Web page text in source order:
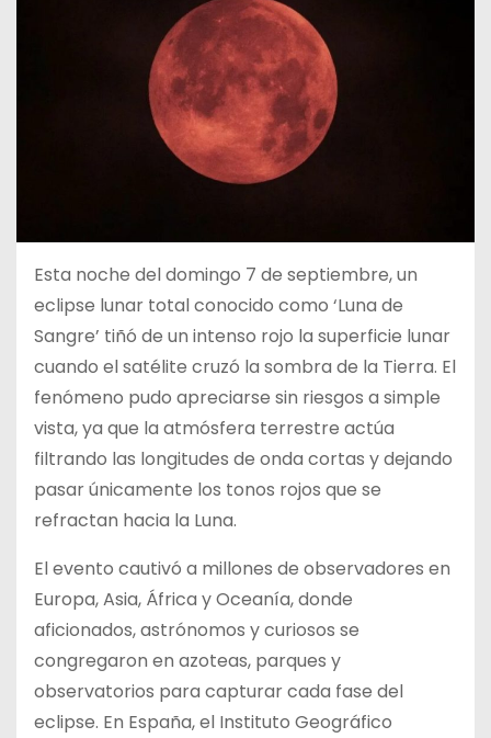
Esta noche del domingo 7 de septiembre, un
eclipse lunar total conocido como ‘Luna de
Sangre’ tiñó de un intenso rojo la superficie lunar
cuando el satélite cruzó la sombra de la Tierra. El
fenómeno pudo apreciarse sin riesgos a simple
vista, ya que la atmósfera terrestre actúa
filtrando las longitudes de onda cortas y dejando
pasar únicamente los tonos rojos que se
refractan hacia la Luna.
El evento cautivó a millones de observadores en
Europa, Asia, África y Oceanía, donde
aficionados, astrónomos y curiosos se
congregaron en azoteas, parques y
observatorios para capturar cada fase del
eclipse. En España, el Instituto Geográfico